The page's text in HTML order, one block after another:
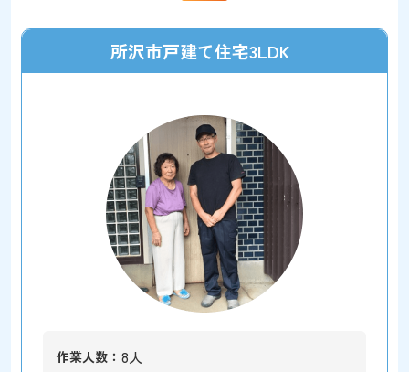
所沢市戸建て住宅3LDK
作業人数 8人